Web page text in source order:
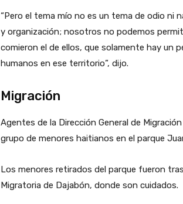
“Pero el tema mío no es un tema de odio ni
y organización; nosotros no podemos
comieron el de ellos, que solamente hay un
humanos en ese territorio”, dijo.
Migración
Agentes de la Dirección General de
grupo de menores haitianos en el parque
Los menores retirados del parque fueron
Migratoria de Dajabón, donde son cuidados.